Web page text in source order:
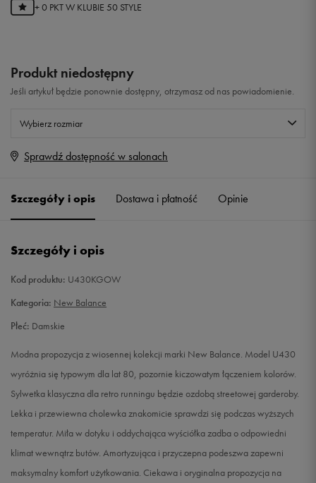
+ 0 PKT W KLUBIE 50 STYLE
Produkt niedostępny
Jeśli artykuł będzie ponownie dostępny, otrzymasz od nas powiadomienie.
Wybierz rozmiar
Rozmiary EU
36,5 23 cm
37,5 24 cm Powiadom o dostępności
24,5 cm
Sprawdź dostępność w salonach
Szczegóły i opis Dostawa i płatność Opinie
Szczegóły i opis
Kod produktu: U430KGOW
Kategoria: New Balance
Płeć: Damskie
Modna propozycja z wiosennej kolekcji marki New Balance. Model U430
wyróżnia się typowym dla lat 80, pozornie kiczowatym łączeniem kolorów.
Sylwetka klasyczna dla retro runningu będzie ozdobą streetowej garderoby.
Lekka i przewiewna cholewka znakomicie sprawdzi się podczas wyższych
temperatur. Miła w dotyku i oddychająca wyściółka zadba o odpowiedni
klimat wewnątrz butów. Amortyzująca i przyczepna podeszwa zapewni
maksymalny komfort użytkowania. Ciekawa i oryginalna propozycja na